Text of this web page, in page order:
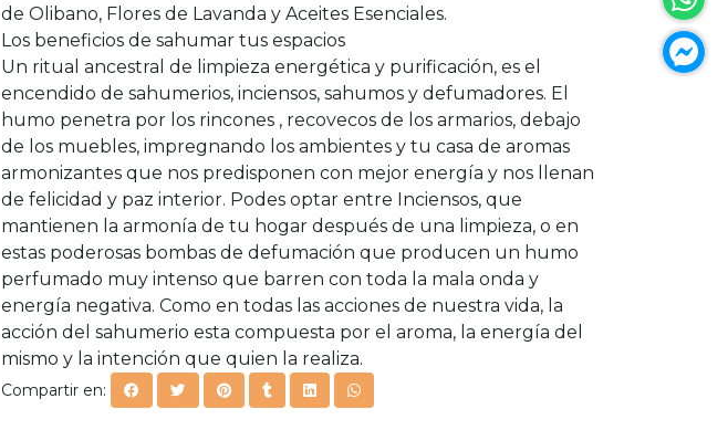
de Olibano, Flores de Lavanda y Aceites Esenciales.
Los beneficios de sahumar tus espacios
Un ritual ancestral de limpieza energética y purificación, es el
encendido de sahumerios, inciensos, sahumos y defumadores. El
humo penetra por los rincones , recovecos de los armarios, debajo
de los muebles, impregnando los ambientes y tu casa de aromas
armonizantes que nos predisponen con mejor energía y nos llenan
de felicidad y paz interior. Podes optar entre Inciensos, que
mantienen la armonía de tu hogar después de una limpieza, o en
estas poderosas bombas de defumación que producen un humo
perfumado muy intenso que barren con toda la mala onda y
energía negativa. Como en todas las acciones de nuestra vida, la
acción del sahumerio esta compuesta por el aroma, la energía del
mismo y la intención que quien la realiza.
Compartir en: